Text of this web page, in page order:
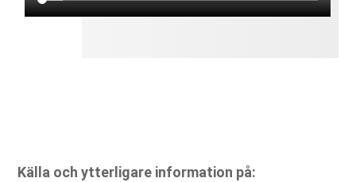
Källa och ytterligare information på: